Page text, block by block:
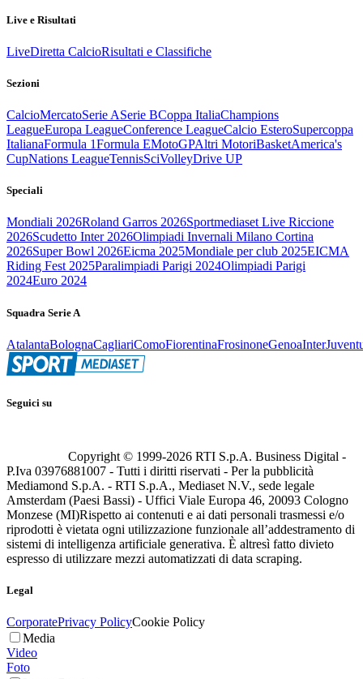
Live e Risultati
LiveDiretta CalcioRisultati e Classifiche
Sezioni
CalcioMercatoSerie ASerie BCoppa ItaliaChampions
LeagueEuropa LeagueConference LeagueCalcio EsteroSupercoppa
ItalianaFormula 1Formula EMotoGPAltri MotoriBasketAmerica's
CupNations LeagueTennisSciVolleyDrive UP
Speciali
Mondiali 2026Roland Garros 2026Sportmediaset Live Riccione
2026Scudetto Inter 2026Olimpiadi Invernali Milano Cortina
2026Super Bowl 2026Eicma 2025Mondiale per club 2025EICMA
Riding Fest 2025Paralimpiadi Parigi 2024Olimpiadi Parigi
2024Euro 2024
Squadra Serie A
AtalantaBolognaCagliariComoFiorentinaFrosinoneGenoaInter
Seguici su
Copyright © 1999-2026 RTI S.p.A. Business Digital -
P.Iva 03976881007 - Tutti i diritti riservati - Per la pubblicità
Mediamond S.p.A. - RTI S.p.A., Mediaset N.V., sede legale
Amsterdam (Paesi Bassi) - Uffici Viale Europa 46, 20093 Cologno
Monzese (MI)Rispetto ai contenuti e ai dati personali trasmessi e/o
riprodotti è vietata ogni utilizzazione funzionale all’addestramento di
sistemi di intelligenza artificiale generativa. È altresì fatto divieto
espresso di utilizzare mezzi automatizzati di data scraping.
Legal
CorporatePrivacy PolicyCookie Policy
Media
Video
Foto